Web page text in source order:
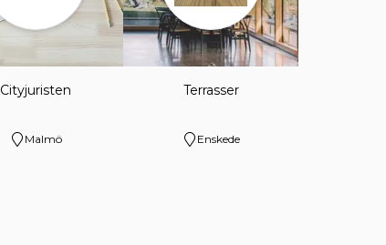
Cityjuristen
Malmö
Terrasser
Enskede